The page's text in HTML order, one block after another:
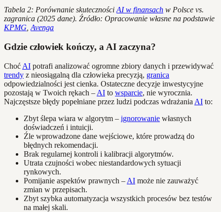
Tabela 2: Porównanie skuteczności AI w finansach w Polsce vs.
zagranica (2025 dane). Źródło: Opracowanie własne na podstawie
KPMG Avenga
Gdzie człowiek kończy, a AI zaczyna?
Choć AI potrafi analizować ogromne zbiory danych i przewidywać
trendy z nieosiągalną dla człowieka precyzją, granica
odpowiedzialności jest cienka. Ostateczne decyzje inwestycyjne
pozostają w Twoich rękach – AI to wsparcie, nie wyrocznia.
Najczęstsze błędy popełniane przez ludzi podczas wdrażania AI to:
Zbyt ślepa wiara w algorytm – ignorowanie własnych
doświadczeń i intuicji.
Źle wprowadzone dane wejściowe, które prowadzą do
błędnych rekomendacji.
Brak regularnej kontroli i kalibracji algorytmów.
Utrata czujności wobec niestandardowych sytuacji
rynkowych.
Pomijanie aspektów prawnych – AI może nie zauważyć
zmian w przepisach.
Zbyt szybka automatyzacja wszystkich procesów bez testów
na małej skali.